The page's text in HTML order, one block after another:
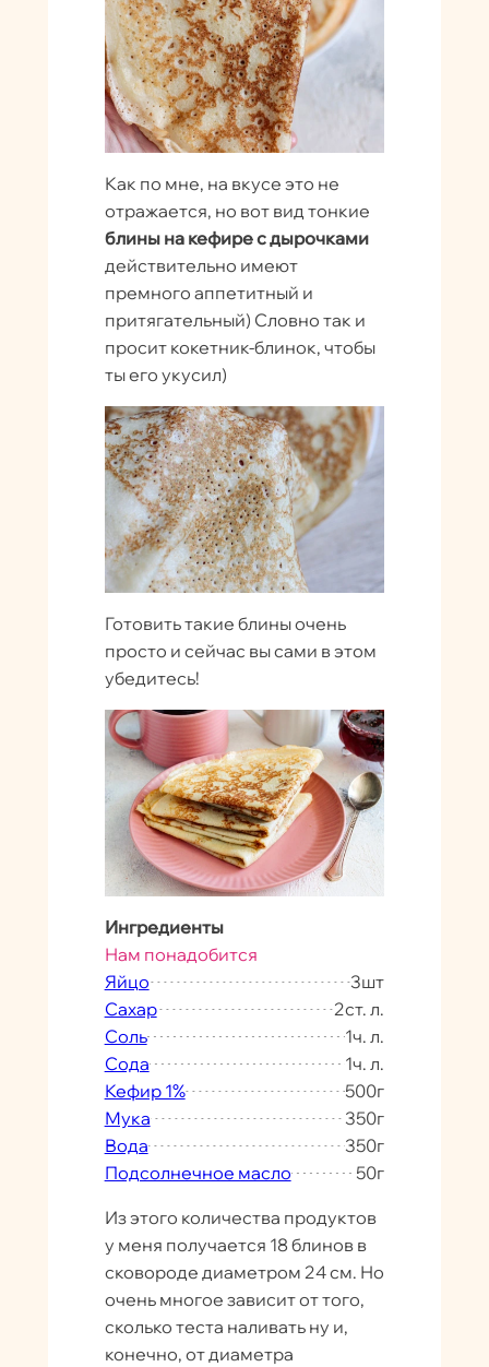
Как по мне, на вкусе это не
отражается, но вот вид тонкие
блины на кефире с дырочками
действительно имеют
премного аппетитный и
притягательный) Словно так и
просит кокетник-блинок, чтобы
ты его укусил)
Готовить такие блины очень
просто и сейчас вы сами в этом
убедитесь!
Ингредиенты
Нам понадобится
Яйцо
3шт
Сахар
2ст. л.
Соль
1ч. л.
Сода
1ч. л.
Кефир 1%
500г
Мука
350г
Вода
350г
Подсолнечное масло
50г
Из этого количества продуктов
у меня получается 18 блинов в
сковороде диаметром 24 см. Но
очень многое зависит от того,
сколько теста наливать ну и,
конечно, от диаметра